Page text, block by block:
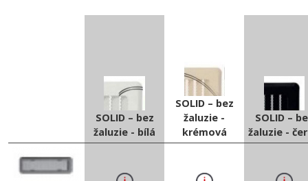
SOLID – bez
žaluzie - bílá
SOLID – bez
žaluzie -
krémová
SOLID –
žaluzie -